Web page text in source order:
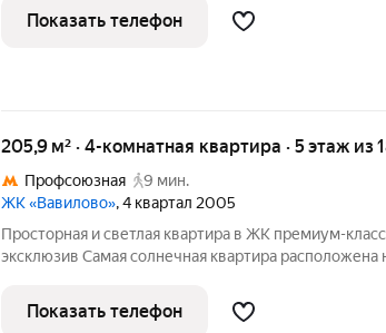
особенным: - Дровяной камин, который добавляет
гостиной, стильный
Показать телефон
205,9 м² · 4-комнатная квартира · 5 этаж из
Профсоюзная
9 мин.
ЖК «Вавилово», 4 квартал 2005
Просторная и светлая квартира в ЖК премиум-
эксклюзив Самая солнечная квартира расположена
дня. Планировка включает кухню площадью 28.3 м,
комнаты, три санузла
Показать телефон